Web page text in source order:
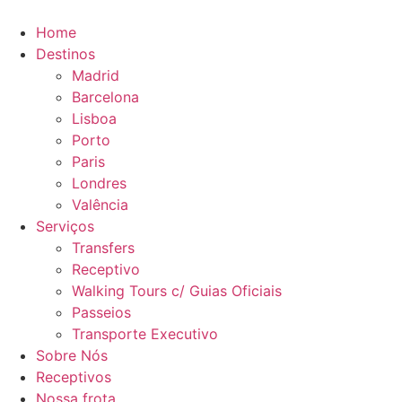
para
conteúdo
Home
Destinos
Madrid
Barcelona
Lisboa
Porto
Paris
Londres
Valência
Serviços
Transfers
Receptivo
Walking Tours c/ Guias Oficiais
Passeios
Transporte Executivo
Sobre Nós
Receptivos
Nossa frota